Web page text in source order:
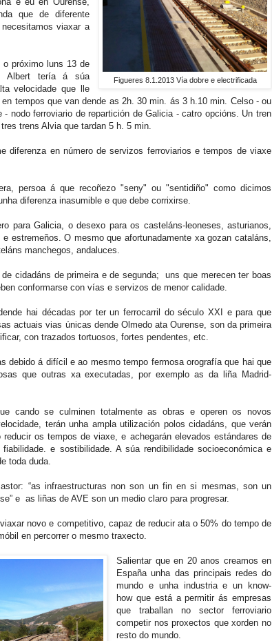
Figueres 8.1.2013 Vía dobre e electrificada
que de diferente
viaxar a
próximo luns 13 de
Albert tería á súa
velocidade que lle
tempos que van dende as 2h. 30 min. ás 3 h.10 min. Celso - ou
nodo ferroviario de repartición de Galicia - catro opcións. Un tren
trens Alvia que tardan 5 h. 5 min.
diferenza en número de servizos ferroviarios e tempos de viaxe
persoa á que recoñezo "seny" ou "sentidiño" como dicimos
diferenza inasumible e que debe corrixirse.
para Galicia, o desexo para os casteláns-leoneses, asturianos,
estremeños. O mesmo que afortunadamente xa gozan cataláns,
manchegos, andaluces.
cidadáns de primeira e de segunda; uns que merecen ter boas
conformarse con vías e servizos de menor calidade.
hai décadas por ter un ferrocarril do século XXI e para que
actuais vias únicas dende Olmedo ata Ourense, son da primeira
con trazados tortuosos, fortes pendentes, etc.
debido á difícil e ao mesmo tempo fermosa orografía que hai que
que outras xa executadas, por exemplo as da liña Madrid-
cando se culminen totalmente as obras e operen os novos
terán unha ampla utilización polos cidadáns, que verán
os tempos de viaxe, e achegarán elevados estándares de
e sostibilidade. A súa rendibilidade socioeconómica e
toda duda.
“as infraestructuras non son un fin en si mesmas, son un
e as liñas de AVE son un medio claro para progresar.
novo e competitivo, capaz de reducir ata o 50% do tempo de
en percorrer o mesmo traxecto.
Salientar que en 20 anos creamos en
España unha das principais redes do
mundo e unha industria e un know-
how que está a permitir ás empresas
que traballan no sector ferroviario
competir nos proxectos que xorden no
resto do mundo.